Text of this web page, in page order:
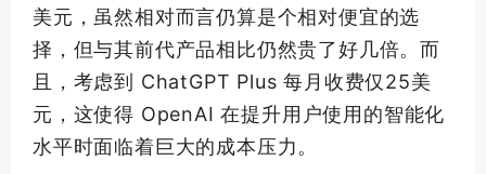
美元，虽然相对而言仍算是个相对便宜的选
择，但与其前代产品相比仍然贵了好几倍。而
且，考虑到 ChatGPT Plus 每月收费仅25美
元，这使得 OpenAI 在提升用户使用的智能化
水平时面临着巨大的成本压力。